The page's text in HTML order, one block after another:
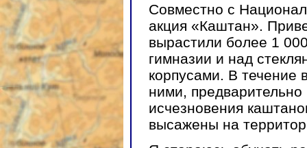
Совместно с
акция «Каштан».
вырастили более 1
гимназии и над
корпусами. В течение
ними,
исчезновения
высажены на